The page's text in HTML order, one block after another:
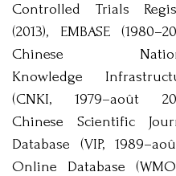
Controlled Trials
(2013), EMBASE
Chinese
Knowledge
(CNKI, 1979–août
Chinese Scientific
Database (VIP,
Online Database